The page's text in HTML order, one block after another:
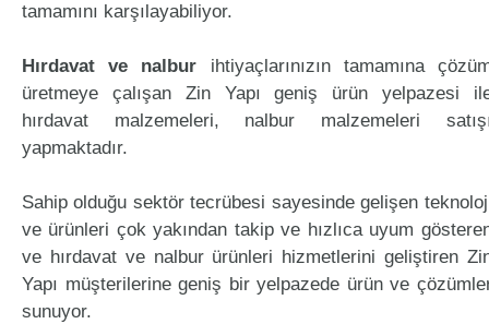
tamamını karşılayabiliyor.
Hırdavat ve nalbur ihtiyaçlarınızın tamamına
üretmeye çalışan Zin Yapı geniş ürün yelpazesi
hırdavat malzemeleri, nalbur malzemeleri
yapmaktadır.
Sahip olduğu sektör tecrübesi sayesinde gelişen
ve ürünleri çok yakından takip ve hızlıca uyum
ve hırdavat ve nalbur ürünleri hizmetlerini geliştiren
Yapı müşterilerine geniş bir yelpazede ürün ve
sunuyor.